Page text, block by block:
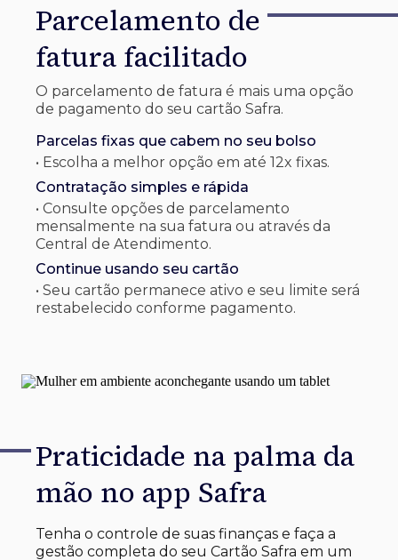
Parcelamento de
fatura facilitado
O parcelamento de fatura é mais uma opção
de pagamento do seu cartão Safra.
Parcelas fixas que cabem no seu bolso
• Escolha a melhor opção em até 12x fixas.
Contratação simples e rápida
• Consulte opções de parcelamento
mensalmente na sua fatura ou através da
Central de Atendimento.
Continue usando seu cartão
• Seu cartão permanece ativo e seu limite será
restabelecido conforme pagamento.
Praticidade na palma da
mão no app Safra
Tenha o controle de suas finanças e faça a
gestão completa do seu Cartão Safra em um